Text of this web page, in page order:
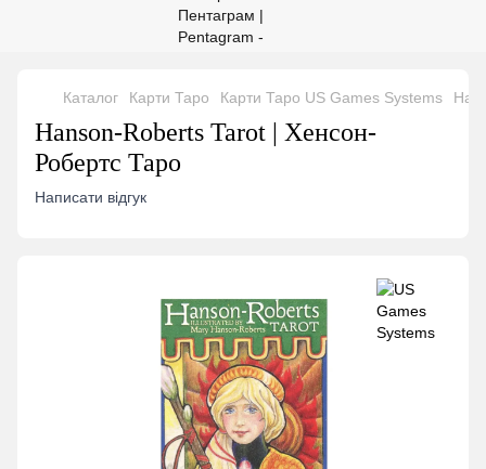
Каталог Карти Таро Карти Таро US Games Systems
Hanson-Roberts Tarot | Хенсон-
Робертс Таро
Написати відгук